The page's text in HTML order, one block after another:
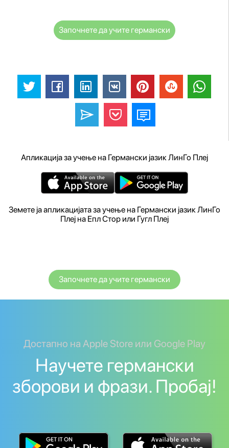
Започнете да учите германски
Апликација за учење на Германски јазик ЛинГо Плеј
Земете ја апликацијата за учење на Германски јазик ЛинГо
Плеј на Епл Стор или Гугл Плеј
Започнете да учите германски
Достапно на Apple Store или Google Play
Научете германски
зборови и фрази. Пробај!